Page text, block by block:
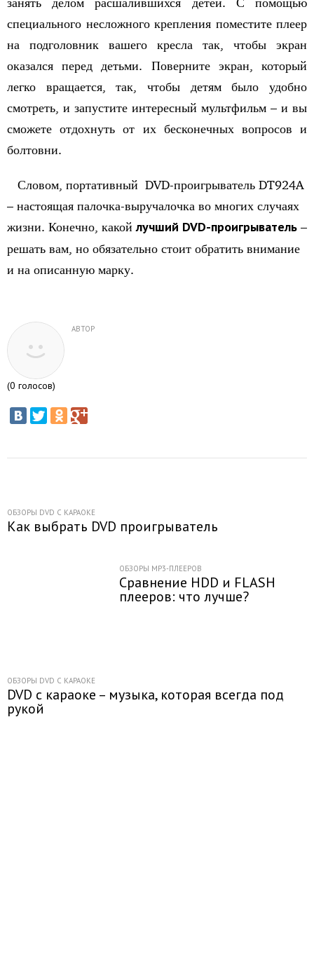
специального несложного крепления поместите плеер
на подголовник вашего кресла так, чтобы экран
оказался перед детьми. Поверните экран, который
легко вращается, так, чтобы детям было удобно
смотреть, и запустите интересный мультфильм – и вы
сможете отдохнуть от их бесконечных вопросов и
болтовни.
Словом, портативный DVD-проигрыватель DT924A
– настоящая палочка-выручалочка во многих случаях
жизни. Конечно, какойлучший DVD-проигрыватель –
решать вам, но обязательно стоит обратить внимание
и на описанную марку.
АВТОР
(0 голосов)
ОБЗОРЫ DVD С КАРАОКЕ
Как выбрать DVD проигрыватель
ОБЗОРЫ MP3-ПЛЕЕРОВ
Сравнение HDD и FLASH
плееров: что лучше?
ОБЗОРЫ DVD С КАРАОКЕ
DVD с караоке – музыка, которая всегда под
рукой